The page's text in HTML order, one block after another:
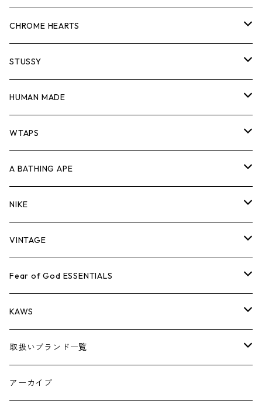
スウェット/ニット
シャツ
ジャケット
パンツ
キャップ・ハット
バッグ
シューズ
小物
コラボレーション
×THE NORTH FACE
×COMME des GARCONS
シーズンアイテム
26SS
BOX LOGOアイテム
ロンTEE
スウェット/ニット
シャツ
ジャケット
パンツ
キャップ・ハット
バッグ
シューズ
小物
Tシャツ
ロンTEE
スウェット/ニット
シャツ
ジャケット
パンツ
キャップ・ハット
バッグ
シューズ
小物
CHROME HEARTS
Tシャツ
ロンTEE
スウェット/ニット
シャツ
ジャケット
パンツ
キャップ・ハット
バッグ
シューズ
小物
STUSSY
Tシャツ
ロンTEE
スウェット/ニット
シャツ
ジャケット
パンツ
キャップ・ハット
バッグ
シューズ
HUMAN MADE
Tシャツ
ロンT
スウェット/ニット
シャツ
ジャケット
パンツ
キャップ
バッグ
WTAPS
Tシャツ
ロンTEE
スウェット/ニット
シャツ
ジャケット
パンツ
キャップ・ハット
A BATHING APE
Tシャツ
ロンTEE
スウェット/ニット
シャツ
ジャケット
パンツ
NIKE
シューズ
AIR JORDAN 1
AIR JORDAN 3
アパレル・小物
VINTAGE
Tシャツ
ロンTEE
スウェット/ニット
ジャケット
Fear of God ESSENTIALS
Tシャツ
ロンTEE
スウェット/ニット
KAWS
アパレル
小物
取扱いブランド一覧
A
アーカイブ